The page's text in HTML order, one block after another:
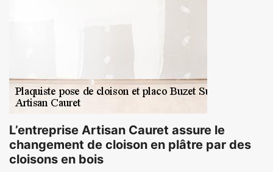
L’entreprise Artisan Cauret assure le
changement de cloison en plâtre par des
cloisons en bois